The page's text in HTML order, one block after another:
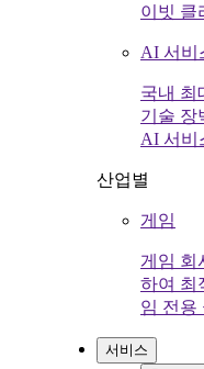
이빗 클
AI 서비
국내 최
기술 장
AI 서비
산업별
게임
게임 회
하여 최
임 전용
서비스